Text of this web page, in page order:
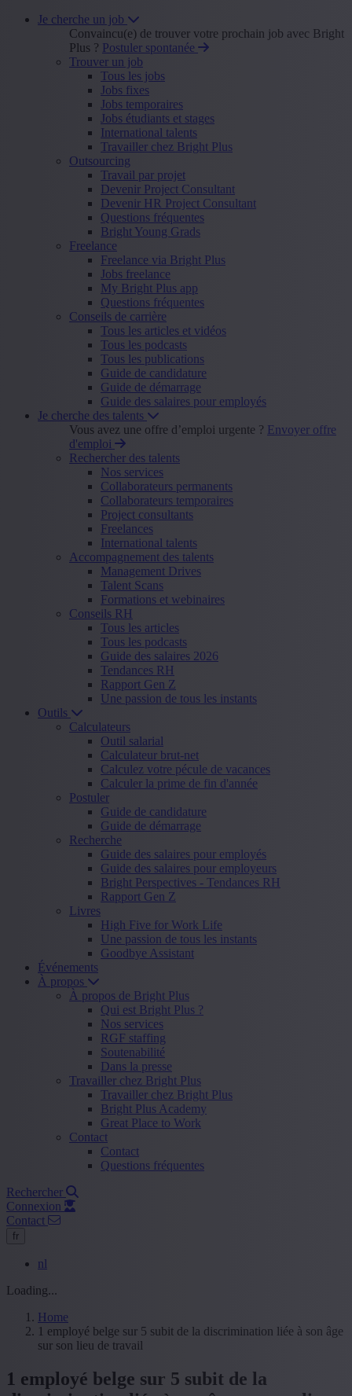
Je cherche un job
Convaincu(e) de trouver votre prochain job avec Bright
Plus ? Postuler spontanée
Trouver un job
Tous les jobs
Jobs fixes
Jobs temporaires
Jobs étudiants et stages
International talents
Travailler chez Bright Plus
Outsourcing
Travail par projet
Devenir Project Consultant
Devenir HR Project Consultant
Questions fréquentes
Bright Young Grads
Freelance
Freelance via Bright Plus
Jobs freelance
My Bright Plus app
Questions fréquentes
Conseils de carrière
Tous les articles et vidéos
Tous les podcasts
Tous les publications
Guide de candidature
Guide de démarrage
Guide des salaires pour employés
Je cherche des talents
Vous avez une offre d’emploi urgente ? Envoyer offre
d'emploi
Rechercher des talents
Nos services
Collaborateurs permanents
Collaborateurs temporaires
Project consultants
Freelances
International talents
Accompagnement des talents
Management Drives
Talent Scans
Formations et webinaires
Conseils RH
Tous les articles
Tous les podcasts
Guide des salaires 2026
Tendances RH
Rapport Gen Z
Une passion de tous les instants
Outils
Calculateurs
Outil salarial
Calculateur brut-net
Calculez votre pécule de vacances
Calculer la prime de fin d'année
Postuler
Guide de candidature
Guide de démarrage
Recherche
Guide des salaires pour employés
Guide des salaires pour employeurs
Bright Perspectives - Tendances RH
Rapport Gen Z
Livres
High Five for Work Life
Une passion de tous les instants
Goodbye Assistant
Événements
À propos
À propos de Bright Plus
Qui est Bright Plus ?
Nos services
RGF staffing
Soutenabilité
Dans la presse
Travailler chez Bright Plus
Travailler chez Bright Plus
Bright Plus Academy
Great Place to Work
Contact
Contact
Questions fréquentes
Rechercher
Connexion
Contact
fr
nl
Loading...
Home
1 employé belge sur 5 subit de la discrimination liée à son âge
sur son lieu de travail
1 employé belge sur 5 subit de la